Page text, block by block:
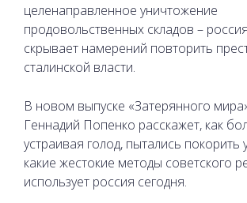
целенаправленное уничтожение
продовольственных складов –
скрывает намерений повторить
сталинской власти.
В новом выпуске «Затерянного
Геннадий Попенко расскажет, как
устраивая голод, пытались покорить
какие жестокие методы советского
использует россия сегодня.